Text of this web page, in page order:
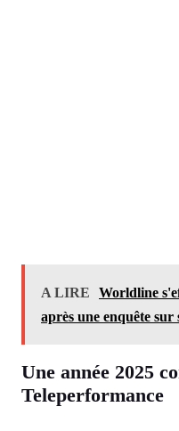
A LIRE
Worldline
après une enquête sur
Une année 2025
Teleperformance